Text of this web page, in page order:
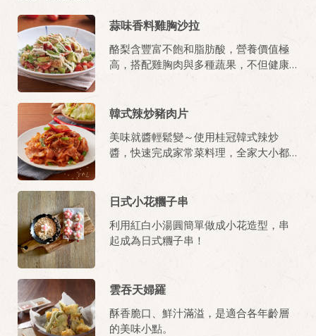
蒜味香料雞胸沙拉
酪梨含豐富不飽和脂肪酸，營養價值極
高，搭配雞胸肉與多種蔬果，不但健康
韓式辣炒豬肉片
美味就醬輕鬆變～使用桂冠韓式辣炒
醬，快速完成家常菜料理，全家大小都
日式小花糰子串
利用紅白小湯圓簡單做成小花造型，串
起成為日式糰子串！
雲吞天婦羅
酥香脆口、鮮汁滿溢，是適合各年齡層
的美味小點。